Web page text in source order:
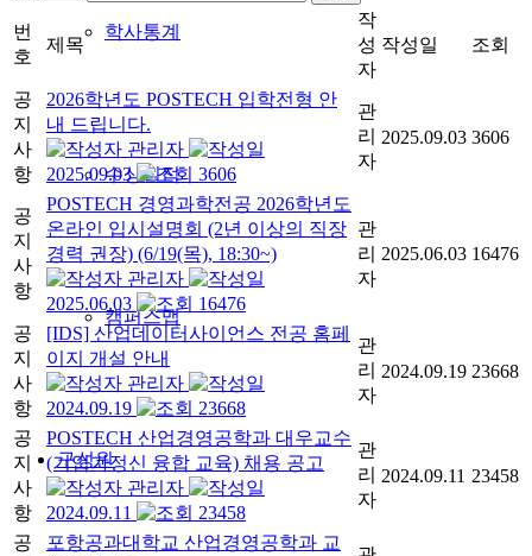
학사통계
수상실적
캠퍼스맵
구성원
번
호
제목
작
성
자
작성일 조회
공
지
사
항
2026학년도 POSTECH 입학전형 안
내 드립니다.
관리자
2025.09.03
3606
관
리
자
2025.09.03 3606
공
지
사
항
POSTECH 경영과학전공 2026학년도
온라인 입시설명회 (2년 이상의 직장
경력 권장) (6/19(목), 18:30~)
관리자
2025.06.03
16476
관
리
자
2025.06.03 16476
공
지
사
항
[IDS] 산업데이터사이언스 전공 홈페
이지 개설 안내
관리자
2024.09.19
23668
관
리
자
2024.09.19 23668
공
지
사
항
POSTECH 산업경영공학과 대우교수
(기업가정신 융합 교육) 채용 공고
관리자
2024.09.11
23458
관
리
자
2024.09.11 23458
공
포항공과대학교 산업경영공학과 교